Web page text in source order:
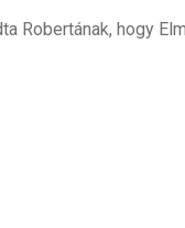
Robertának, hogy